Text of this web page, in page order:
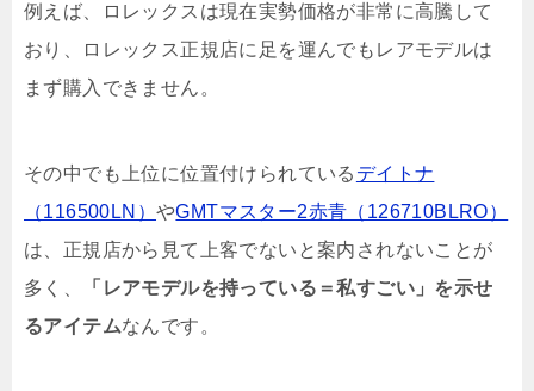
例えば、ロレックスは現在実勢価格が非常に高騰して
おり、ロレックス正規店に足を運んでもレアモデルは
まず購入できません。
その中でも上位に位置付けられている デイトナ
（116500LN）やGMTマスター2赤青（126710BLRO）
は、正規店から見て上客でないと案内されないことが
多く、
「レアモデルを持っている＝私すごい」を示せ
るアイテムなんです。